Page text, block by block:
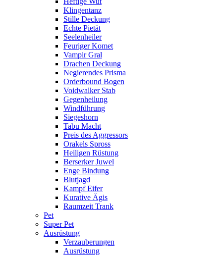
Klingentanz
Stille Deckung
Echte Pietät
Seelenheiler
Feuriger Komet
Vampir Gral
Drachen Deckung
Negierendes Prisma
Orderbound Bogen
Voidwalker Stab
Gegenheilung
Windführung
Siegeshorn
Tabu Macht
Preis des Aggressors
Orakels Spross
Heiligen Rüstung
Berserker Juwel
Enge Bindung
Blutjagd
Kampf Eifer
Kurative Ägis
Raumzeit Trank
Pet
Super Pet
Ausrüstung
Verzauberungen
Ausrüstung